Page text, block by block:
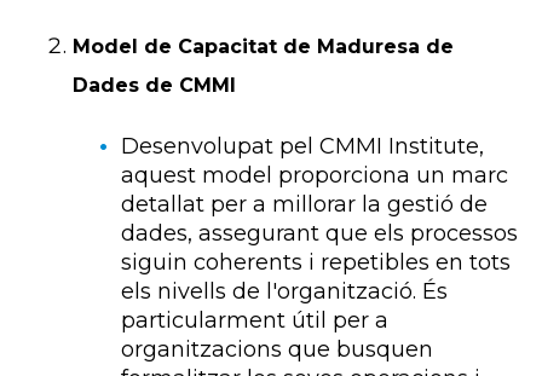
Model de Capacitat de Maduresa de
Dades de CMMI
Desenvolupat pel CMMI Institute,
aquest model proporciona un marc
detallat per a millorar la gestió de
dades, assegurant que els processos
siguin coherents i repetibles en tots
els nivells de l'organització. És
particularment útil per a
organitzacions que busquen